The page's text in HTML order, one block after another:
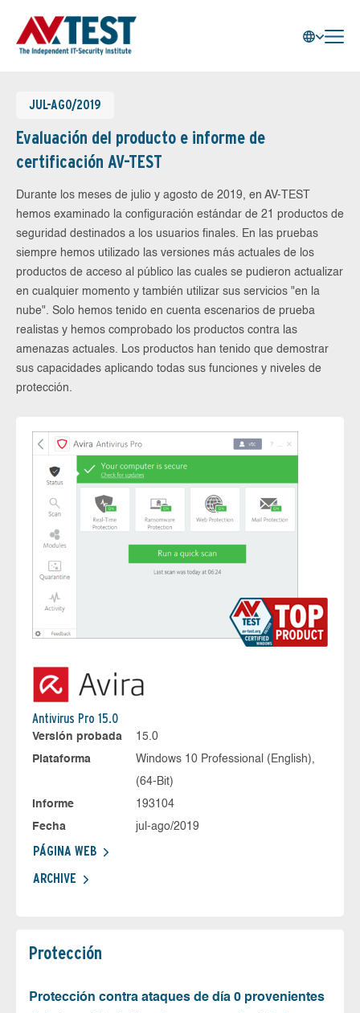
JUL-AGO/2019
Evaluación del producto e informe de
certificación AV-TEST
Durante los meses de julio y agosto de 2019, en AV-TEST
hemos examinado la configuración estándar de 21 productos de
seguridad destinados a los usuarios finales. En las pruebas
siempre hemos utilizado las versiones más actuales de los
productos de acceso al público las cuales se pudieron actualizar
en cualquier momento y también utilizar sus servicios "en la
nube". Solo hemos tenido en cuenta escenarios de prueba
realistas y hemos comprobado los productos contra las
amenazas actuales. Los productos han tenido que demostrar
sus capacidades aplicando todas sus funciones y niveles de
protección.
Antivirus Pro 15.0
Versión probada
15.0
Plataforma
Windows 10 Professional (English),
(64-Bit)
Informe
193104
Fecha
jul-ago/2019
PÁGINA WEB
ARCHIVE
Protección
Protección contra ataques de día 0 provenientes